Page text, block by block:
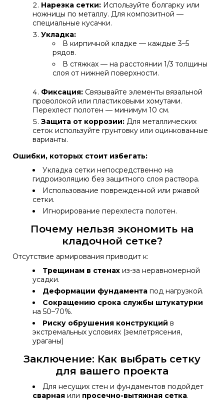
Нарезка сетки: Используйте болгарку или
ножницы по металлу. Для композитной —
специальные кусачки.
Укладка:
В кирпичной кладке — каждые 3–5
рядов.
В стяжках — на расстоянии 1/3 толщины
слоя от нижней поверхности.
Фиксация: Связывайте элементы вязальной
проволокой или пластиковыми хомутами.
Перехлест полотен — минимум 10 см.
Защита от коррозии: Для металлических
сеток используйте грунтовку или оцинкованные
варианты.
Ошибки, которых стоит избегать:
Укладка сетки непосредственно на
гидроизоляцию без защитного слоя раствора.
Использование поврежденной или ржавой
сетки.
Игнорирование перехлеста полотен.
Почему нельзя экономить на
кладочной сетке?
Отсутствие армирования приводит к:
Трещинам в стенах из-за неравномерной
усадки.
Деформации фундамента под нагрузкой.
Сокращению срока службы штукатурки
на 50–70%.
Риску обрушения конструкций в
экстремальных условиях (землетрясения,
ураганы)
Заключение: Как выбрать сетку
для вашего проекта
Для несущих стен и фундаментов подойдет
сварная или просечно-вытяжная сетка.